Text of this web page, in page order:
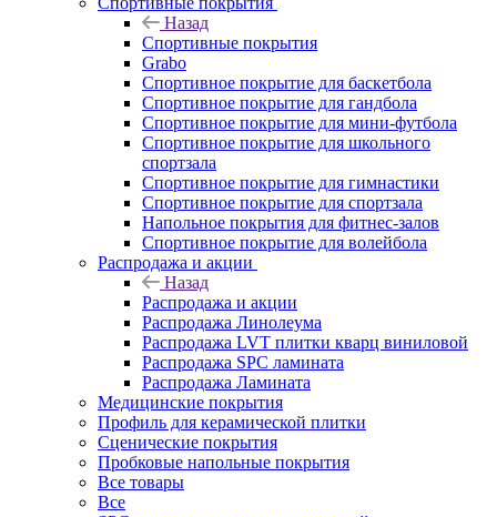
Назад
Спортивные покрытия
Grabo
Спортивное покрытие для баскетбола
Спортивное покрытие для гандбола
Спортивное покрытие для мини-футбола
Спортивное покрытие для школьного
спортзала
Спортивное покрытие для гимнастики
Спортивное покрытие для спортзала
Напольное покрытия для фитнес-залов
Спортивное покрытие для волейбола
Распродажа и акции
Назад
Распродажа и акции
Распродажа Линолеума
Распродажа LVT плитки кварц виниловой
Распродажа SPC ламината
Распродажа Ламината
Медицинские покрытия
Профиль для керамической плитки
Сценические покрытия
Пробковые напольные покрытия
Все товары
Все